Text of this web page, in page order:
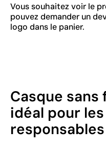
Vous souhaitez voir le
pouvez demander un
logo dans le panier.
Casque
idéal pour
responsables